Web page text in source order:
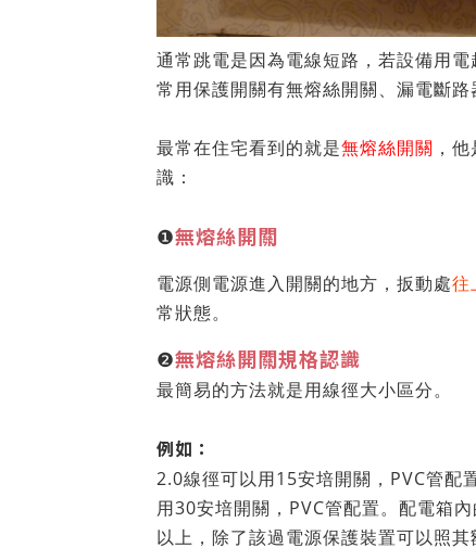
通常跳電是因為電線短路，若設備用
常用保護開關有無熔絲開關、漏電斷路
最常在住宅看到的就是無熔絲開關 ，
識：
❶無熔絲開關
電源側電源進入開關的地方，扳動處往
常狀態。
❷無熔絲開關規格認識
最簡易的方法就是用線徑大小區分。
例如：
2.0線徑可以用15安培開關，PVC管配
用30安培開關，PVC管配置。配電箱
以上，除了該過電源保護裝置可以照